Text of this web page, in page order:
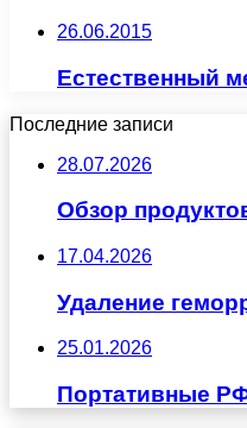
26.06.2015
Естественный
Последние записи
28.07.2026
Обзор
17.04.2026
Удаление
25.01.2026
Портативные